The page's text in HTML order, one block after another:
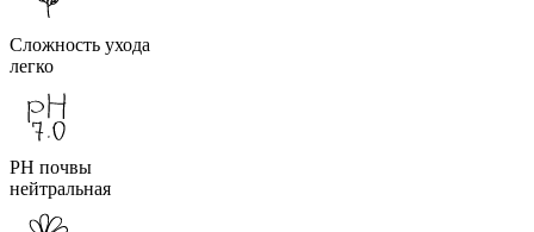
Сложность ухода
легко
PH почвы
нейтральная